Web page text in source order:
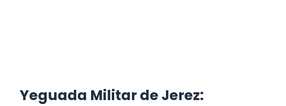
Yeguada Militar de Jerez: